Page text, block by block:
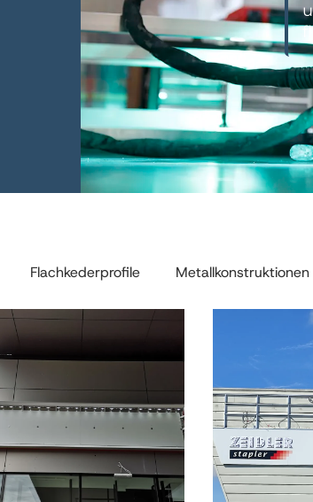
Flachkederprofile Metallkonstruktionen